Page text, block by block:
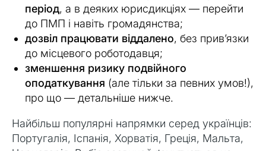
період, а в деяких юрисдикціях — перейти
до ПМП і навіть громадянства;
дозвіл працювати віддалено, без прив’язки
до місцевого роботодавця;
зменшення ризику подвійного
оподаткування (але тільки за певних умов!),
про що — детальніше нижче.
Найбільш популярні напрямки серед українців:
Португалія, Іспанія, Хорватія, Греція, Мальта,